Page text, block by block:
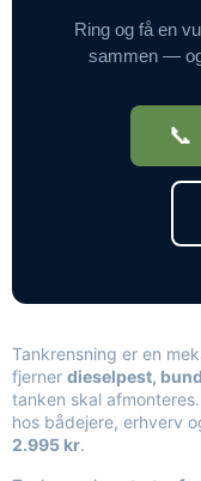
Ring og få en
sammen —
📞
Tankrensning er en
fjerner dieselpest,
tanken skal
hos bådejere, erhverv
2.995 kr.